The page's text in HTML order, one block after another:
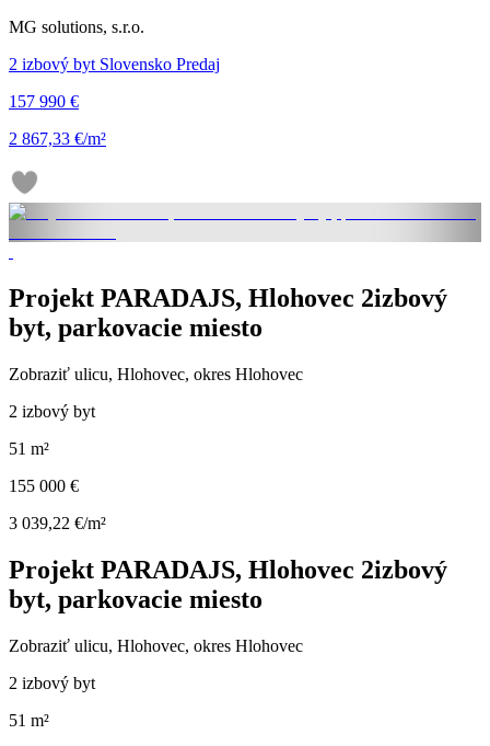
MG solutions, s.r.o.
2 izbový byt Slovensko Predaj
157 990 €
2 867,33 €/m²
Projekt PARADAJS, Hlohovec 2izbový
byt, parkovacie miesto
Zobraziť ulicu, Hlohovec, okres Hlohovec
2 izbový byt
51 m²
155 000 €
3 039,22 €/m²
Projekt PARADAJS, Hlohovec 2izbový
byt, parkovacie miesto
Zobraziť ulicu, Hlohovec, okres Hlohovec
2 izbový byt
51 m²